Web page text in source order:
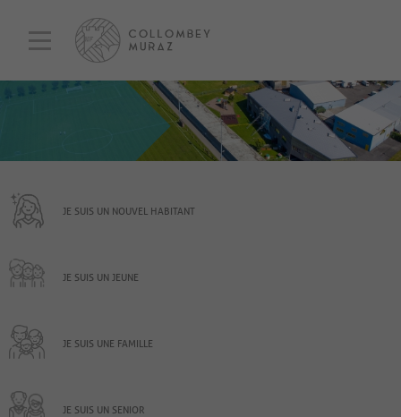
JE SUIS UN NOUVEL HABITANT
JE SUIS UN JEUNE
JE SUIS UNE FAMILLE
JE SUIS UN SENIOR